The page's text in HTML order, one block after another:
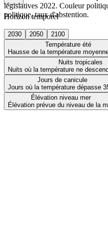
Horizon temporel
2030 2050
2100
Température été
Hausse de la température
Nuits tropicales
Nuits où la température ne
Jours de canicule
Jours où la température dépasse
Élévation niveau mer
Élévation prévue du niveau de la
législatives 2022. Couleur
politique, taux d'abstention.